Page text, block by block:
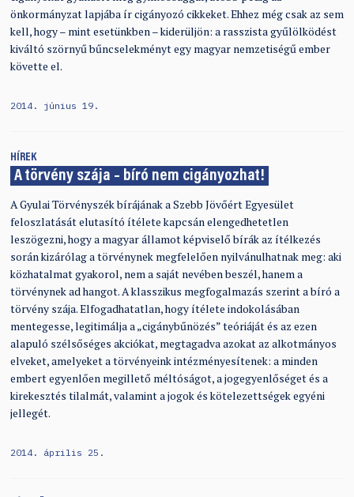
önkormányzat lapjába ír cigányozó cikkeket. Ehhez még csak az sem
kell, hogy – mint esetünkben – kiderüljön: a rasszista gyűlölködést
kiváltó szörnyű bűncselekményt egy magyar nemzetiségű ember
követte el.
2014. június 19.
HÍREK
A törvény szája – bíró nem cigányozhat!
A Gyulai Törvényszék bírájának a Szebb Jövőért Egyesület
feloszlatását elutasító ítélete kapcsán elengedhetetlen
leszögezni, hogy a magyar államot képviselő bírák az ítélkezés
során kizárólag a törvénynek megfelelően nyilvánulhatnak meg: aki
közhatalmat gyakorol, nem a saját nevében beszél, hanem a
törvénynek ad hangot. A klasszikus megfogalmazás szerint a bíró a
törvény szája. Elfogadhatatlan, hogy ítélete indokolásában
mentegesse, legitimálja a „cigánybűnözés” teóriáját és az ezen
alapuló szélsőséges akciókat, megtagadva azokat az alkotmányos
elveket, amelyeket a törvényeink intézményesítenek: a minden
embert egyenlően megillető méltóságot, a jogegyenlőséget és a
kirekesztés tilalmát, valamint a jogok és kötelezettségek egyéni
jellegét.
2014. április 25.